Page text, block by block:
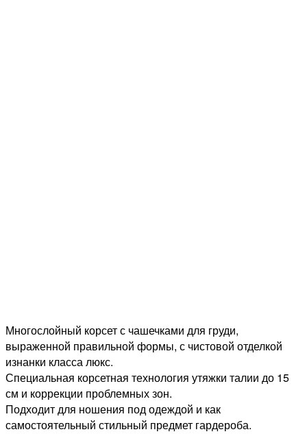
Многослойный корсет с чашечками для груди,
выраженной правильной формы, с чистовой отделкой
изнанки класса люкс.
Специальная корсетная технология утяжки талии до 15
см и коррекции проблемных зон.
Подходит для ношения под одеждой и как
самостоятельный стильный предмет гардероба.